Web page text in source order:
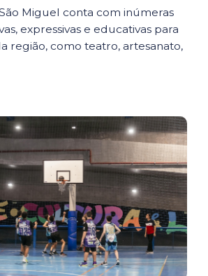
Miguel conta com inúmeras
expressivas e educativas para
região, como teatro, artesanato,